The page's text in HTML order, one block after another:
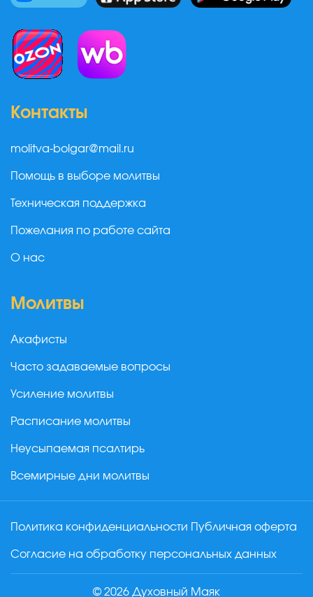
Контакты
molitva-bolgar@mail.ru
Помощь в выборе молитвы
Техническая поддержка
Пожелания по работе сайта
О нас
Молитвы
Акафисты
Часто задаваемые вопросы
Усиление молитвы
Расписание молитвы
Неусыпаемая псалтирь
Всемирные дни молитвы
Политика конфиденциальности Публичная оферта
Согласие на обработку персональных данных
© 2026 Духовный Маяк